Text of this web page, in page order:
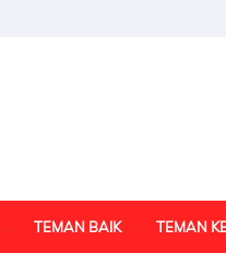
TEMAN BAIK TEMAN